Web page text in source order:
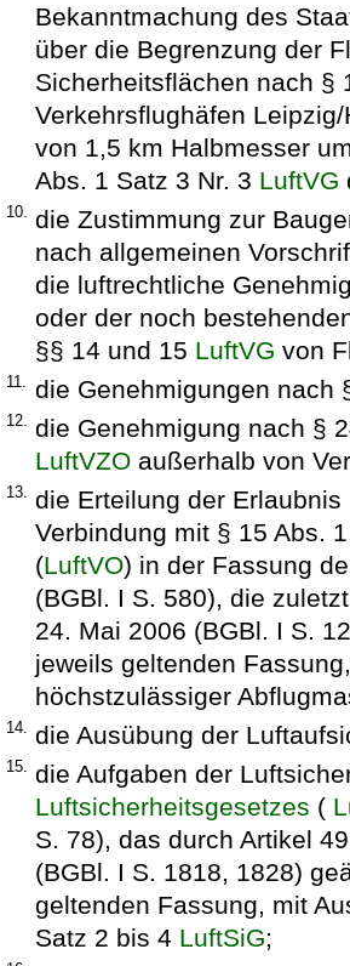
Bekanntmachung des
über die Begrenzung der
Sicherheitsflächen nach §
Verkehrsflughäfen
von 1,5 km Halbmesser
Abs. 1 Satz 3 Nr. 3 LuftVG
10.
die Zustimmung zur
nach allgemeinen
die luftrechtliche
oder der noch
§§ 14 und 15 LuftVG von
11. die Genehmigungen nach
12.
die Genehmigung nach §
LuftVZOaußerhalb von
13.
die Erteilung der
Verbindung mit § 15 Abs.
(LuftVO) in der Fassung
(BGBl. I S. 580), die
24. Mai 2006 (BGBl. I S.
jeweils geltenden
höchstzulässiger
14. die Ausübung der
15.
die Aufgaben der
Luftsicherheitsgesetzes (
S. 78), das durch Artikel
(BGBl. I S. 1818, 1828)
geltenden Fassung, mit
Satz 2 bis 4 LuftSiG;